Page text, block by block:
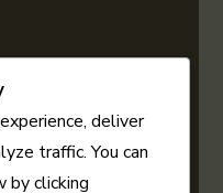
deliver
traffic. You can
by clicking